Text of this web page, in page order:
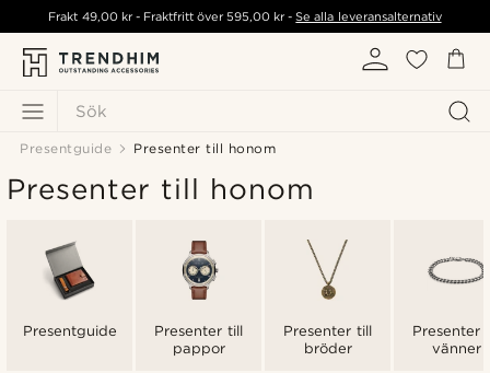
Sök
Frakt 49,00 kr- Fraktfritt över595,00 kr -Se alla leveransalternativ
Presentguide Presenter till honom
Presenter till honom
Presentguide
Presenter till
pappor
Presenter till
bröder
Presenter
vänner